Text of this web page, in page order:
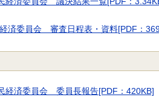
済委員会 審査日程表・資料[PDF：
経済委員会 委員長報告[PDF：420KB]